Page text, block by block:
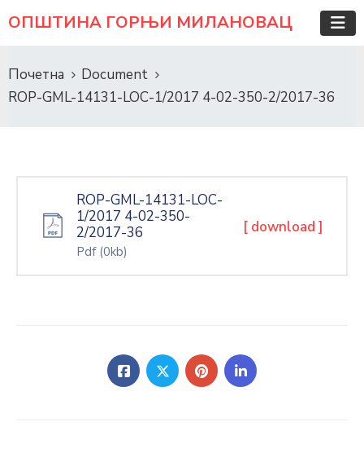
ОПШТИНА ГОРЊИ МИЛАНОВАЦ
Почетна
Document
ROP-GML-14131-LOC-1/2017 4-02-350-2/2017-36
ROP-GML-14131-LOC-
1/2017 4-02-350-
2/2017-36
Pdf (0kb)
[ download ]